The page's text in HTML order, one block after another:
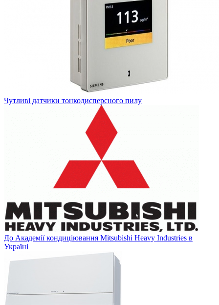
Чутливі датчики тонкодисперсного пилу
До Академії кондиціювання Mitsubishi Heavy Industries в
Україні